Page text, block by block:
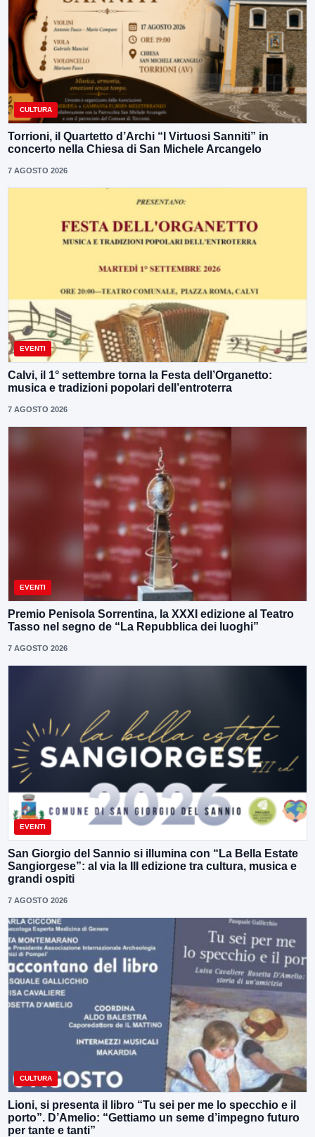
CULTURA
Torrioni, il Quartetto d’Archi “I Virtuosi Sanniti” in
concerto nella Chiesa di San Michele Arcangelo
7 AGOSTO 2026
EVENTI
Calvi, il 1° settembre torna la Festa dell’Organetto:
musica e tradizioni popolari dell’entroterra
7 AGOSTO 2026
EVENTI
Premio Penisola Sorrentina, la XXXI edizione al Teatro
Tasso nel segno de “La Repubblica dei luoghi”
7 AGOSTO 2026
EVENTI
San Giorgio del Sannio si illumina con “La Bella Estate
Sangiorgese”: al via la III edizione tra cultura, musica e
grandi ospiti
7 AGOSTO 2026
CULTURA
Lioni, si presenta il libro “Tu sei per me lo specchio e il
porto”. D’Amelio: “Gettiamo un seme d’impegno futuro
per tante e tanti”